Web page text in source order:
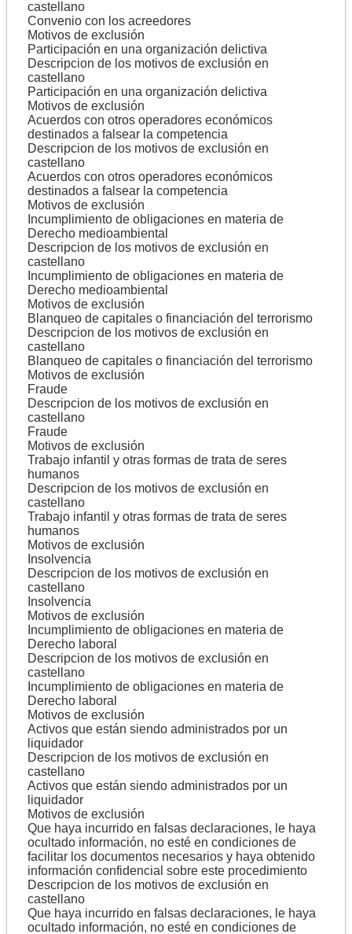
castellano
Convenio con los acreedores
Motivos de exclusión
Participación en una organización delictiva
Descripcion de los motivos de exclusión en
castellano
Participación en una organización delictiva
Motivos de exclusión
Acuerdos con otros operadores económicos
destinados a falsear la competencia
Descripcion de los motivos de exclusión en
castellano
Acuerdos con otros operadores económicos
destinados a falsear la competencia
Motivos de exclusión
Incumplimiento de obligaciones en materia de
Derecho medioambiental
Descripcion de los motivos de exclusión en
castellano
Incumplimiento de obligaciones en materia de
Derecho medioambiental
Motivos de exclusión
Blanqueo de capitales o financiación del terrorismo
Descripcion de los motivos de exclusión en
castellano
Blanqueo de capitales o financiación del terrorismo
Motivos de exclusión
Fraude
Descripcion de los motivos de exclusión en
castellano
Fraude
Motivos de exclusión
Trabajo infantil y otras formas de trata de seres
humanos
Descripcion de los motivos de exclusión en
castellano
Trabajo infantil y otras formas de trata de seres
humanos
Motivos de exclusión
Insolvencia
Descripcion de los motivos de exclusión en
castellano
Insolvencia
Motivos de exclusión
Incumplimiento de obligaciones en materia de
Derecho laboral
Descripcion de los motivos de exclusión en
castellano
Incumplimiento de obligaciones en materia de
Derecho laboral
Motivos de exclusión
Activos que están siendo administrados por un
liquidador
Descripcion de los motivos de exclusión en
castellano
Activos que están siendo administrados por un
liquidador
Motivos de exclusión
Que haya incurrido en falsas declaraciones, le haya
ocultado información, no esté en condiciones de
facilitar los documentos necesarios y haya obtenido
información confidencial sobre este procedimiento
Descripcion de los motivos de exclusión en
castellano
Que haya incurrido en falsas declaraciones, le haya
ocultado información, no esté en condiciones de